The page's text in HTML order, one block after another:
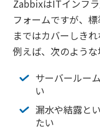
ZabbixはITインフ
フォームですが、
まではカバーしきれ
例えば、次のような
サーバールー
い
漏水や結露と
たい